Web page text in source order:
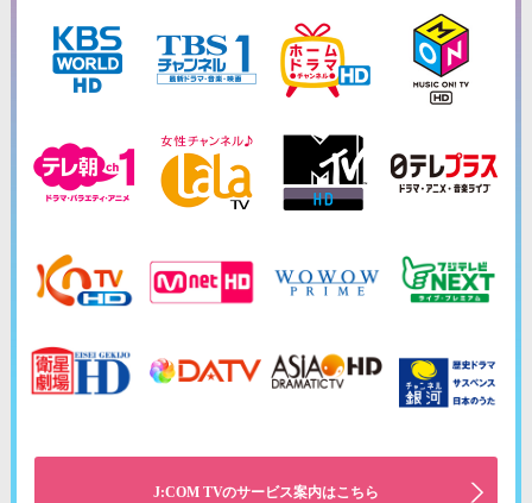
J:COM TVのサービス案内はこちら